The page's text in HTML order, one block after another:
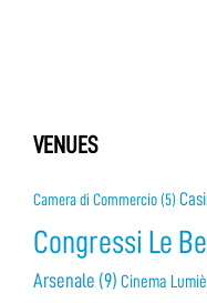
VENUES
Camera di Commercio(5)
Congressi Le
Arsenale (9) Cinema